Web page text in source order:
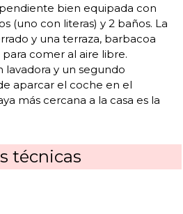
bien equipada con
(uno con literas) y 2 baños. La
y una terraza, barbacoa
para comer al aire libre.
y un segundo
aparcar el coche en el
más cercana a la casa es la
técnicas